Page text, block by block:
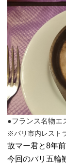
●フランス名物エ
※パリ市内レスト
故マー君と8年
今回のパリ五輪